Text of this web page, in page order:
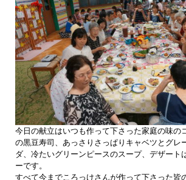
今日の献立はいつも作って下さった家庭の味の
の黒豆寿司、あっさりさっぱりキャベツとグレ
ダ、冷たいグリーンピースのスープ、デザート
ーです。
すべて今までころっけさんが作って下さった皆